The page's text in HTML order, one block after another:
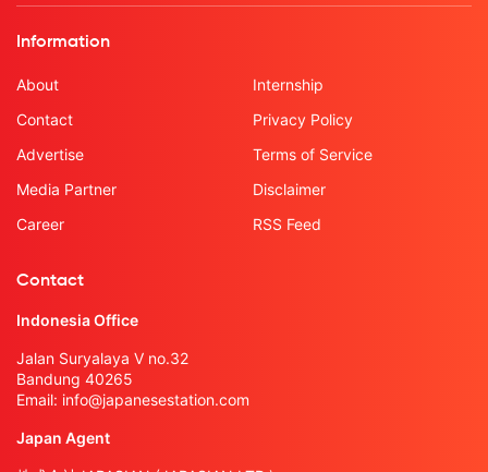
Information
About
Contact
Advertise
Media Partner
Career
Internship
Privacy Policy
Terms of Service
Disclaimer
RSS Feed
Contact
Indonesia Office
Jalan Suryalaya V no.32
Bandung 40265
Email: info@japanesestation.com
Japan Agent